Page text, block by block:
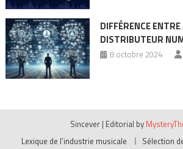
DIFFÉRENCE
DISTRIBUTEUR
8 octobre 2024
Sincever | Editorial by
Lexique de l’industrie musicale
Sélection